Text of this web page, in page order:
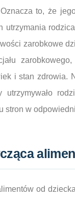
to, że
utrzymania
zarobkowe
i stan zdrowia.
stron w
od